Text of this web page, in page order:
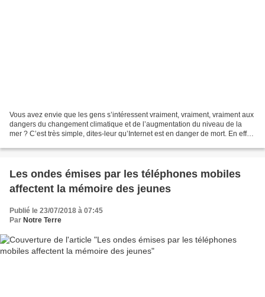
Vous avez envie que les gens s’intéressent vraiment, vraiment, vraiment aux
dangers du changement climatique et de l’augmentation du niveau de la
mer ? C’est très simple, dites-leur qu’Internet est en danger de mort. En effet,
Les ondes émises par les téléphones mobiles
affectent la mémoire des jeunes
Publié le 23/07/2018 à 07:45
Par Notre Terre